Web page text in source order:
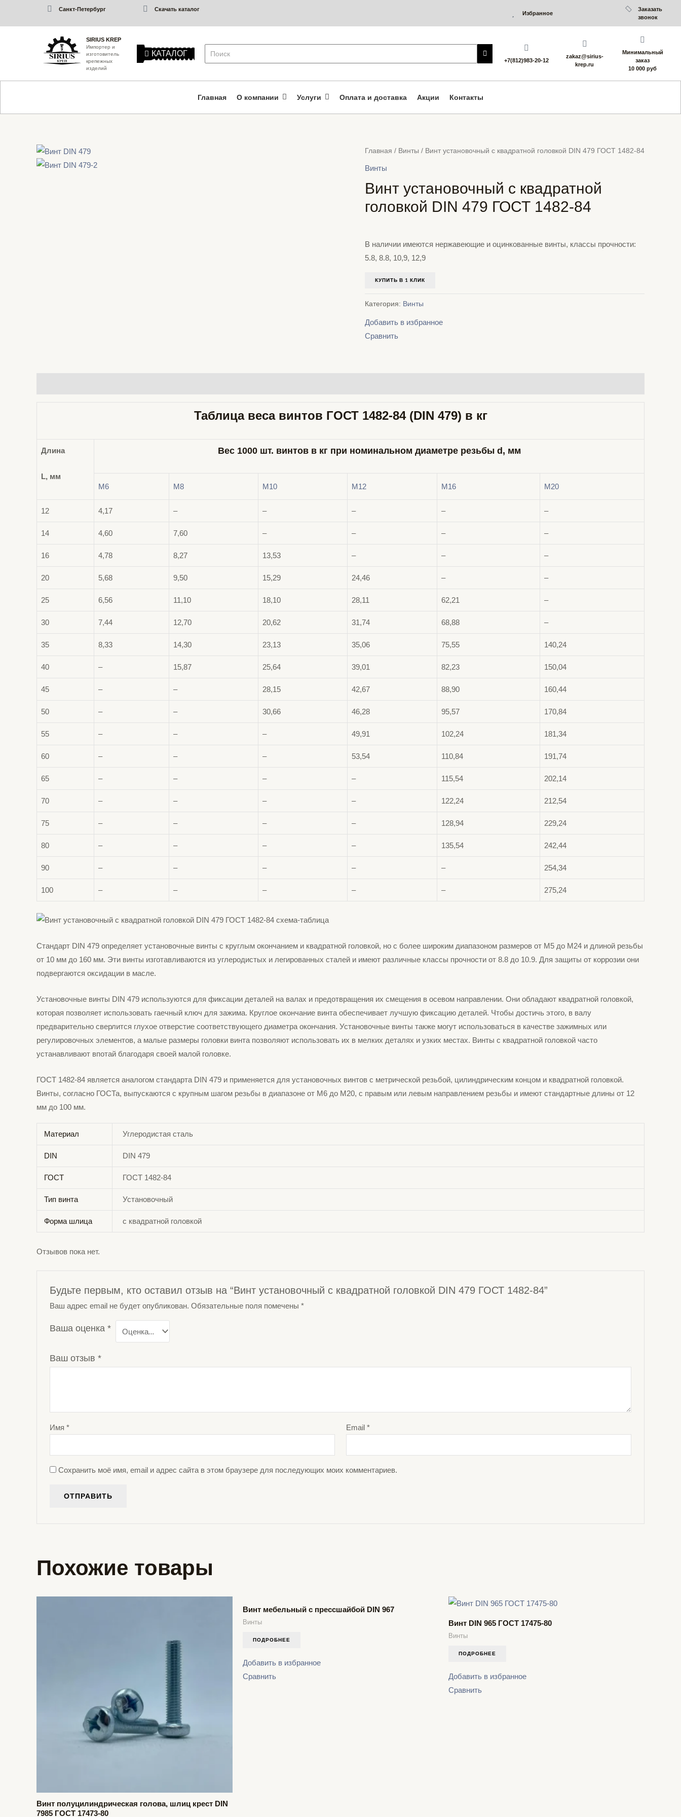
Санкт-Петербург Скачать каталог
Избранное
Заказать
звонок
SIRIUS KREP
Импортер и
изготовитель
крепежных
изделий
КАТАЛОГ
+7(812)983-20-12
zakaz@sirius-
krep.ru
Минимальный
заказ
10 000 руб
Главная О компании Услуги Оплата и доставка Акции Контакты
Главная / Винты / Винт установочный с квадратной головкой DIN 479 ГОСТ 1482-84
Винты
Винт установочный с квадратной
головкой DIN 479 ГОСТ 1482-84
В наличии имеются нержавеющие и оцинкованные винты, классы прочности:
5.8, 8.8, 10,9, 12,9
КУПИТЬ В 1 КЛИК
Категория: Винты
Добавить в избранное
Сравнить
Таблица веса винтов ГОСТ 1482-84 (DIN 479) в кг
Длина
L, мм
Вес 1000 шт. винтов в кг при номинальном диаметре резьбы d , мм
М6 М8 М10 М12 М16 М20
12 4,17 – – – – –
14 4,60 7,60 – – – –
16 4,78 8,27 13,53 – – –
20 5,68 9,50 15,29 24,46 – –
25 6,56 11,10 18,10 28,11 62,21 –
30 7,44 12,70 20,62 31,74 68,88 –
35 8,33 14,30 23,13 35,06 75,55 140,24
40 – 15,87 25,64 39,01 82,23 150,04
45 – – 28,15 42,67 88,90 160,44
50 – – 30,66 46,28 95,57 170,84
55 – – – 49,91 102,24 181,34
60 – – – 53,54 110,84 191,74
65 – – – – 115,54 202,14
70 – – – – 122,24 212,54
75 – – – – 128,94 229,24
80 – – – – 135,54 242,44
90 – – – – – 254,34
100 – – – – – 275,24
Стандарт DIN 479 определяет установочные винты с круглым окончанием и квадратной головкой, но с более широким диапазоном размеров от М5 до М24 и длиной резьбы
от 10 мм до 160 мм. Эти винты изготавливаются из углеродистых и легированных сталей и имеют различные классы прочности от 8.8 до 10.9. Для защиты от коррозии они
подвергаются оксидации в масле.
Установочные винты DIN 479 используются для фиксации деталей на валах и предотвращения их смещения в осевом направлении. Они обладают квадратной головкой,
которая позволяет использовать гаечный ключ для зажима. Круглое окончание винта обеспечивает лучшую фиксацию деталей. Чтобы достичь этого, в валу
предварительно сверлится глухое отверстие соответствующего диаметра окончания. Установочные винты также могут использоваться в качестве зажимных или
регулировочных элементов, а малые размеры головки винта позволяют использовать их в мелких деталях и узких местах. Винты с квадратной головкой часто
устанавливают впотай благодаря своей малой головке.
ГОСТ 1482-84 является аналогом стандарта DIN 479 и применяется для установочных винтов с метрической резьбой, цилиндрическим концом и квадратной головкой.
Винты, согласно ГОСТа, выпускаются с крупным шагом резьбы в диапазоне от М6 до М20, с правым или левым направлением резьбы и имеют стандартные длины от 12
мм до 100 мм.
Материал Углеродистая сталь
DIN DIN 479
ГОСТ ГОСТ 1482-84
Тип винта Установочный
Форма шлица с квадратной головкой
Отзывов пока нет.
Будьте первым, кто оставил отзыв на “Винт установочный с квадратной головкой DIN 479 ГОСТ 1482-84”
Ваш адрес email не будет опубликован. Обязательные поля помечены*
Ваша оценка*
Ваш отзыв*
Имя* Email*
Сохранить моё имя, email и адрес сайта в этом браузере для последующих моих комментариев.
Похожие товары
Винт полуцилиндрическая голова, шлиц крест DIN
7985 ГОСТ 17473-80
Винт мебельный с прессшайбой DIN 967
Винты
ПОДРОБНЕЕ
Добавить в избранное
Сравнить
Винт DIN 965 ГОСТ 17475-80
Винты
ПОДРОБНЕЕ
Добавить в избранное
Сравнить